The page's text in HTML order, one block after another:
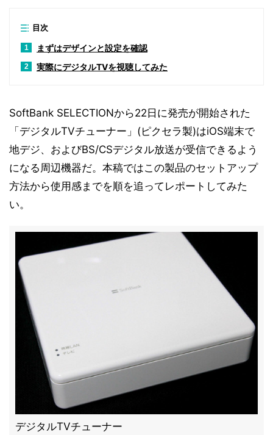
目次
1 まずはデザインと設定を確認
2 実際にデジタルTVを視聴してみた
SoftBank SELECTIONから22日に発売が開始された
「デジタルTVチューナー」(ピクセラ製)はiOS端末で
地デジ、およびBS/CSデジタル放送が受信できるよう
になる周辺機器だ。本稿ではこの製品のセットアップ
方法から使用感までを順を追ってレポートしてみた
い。
デジタルTVチューナー